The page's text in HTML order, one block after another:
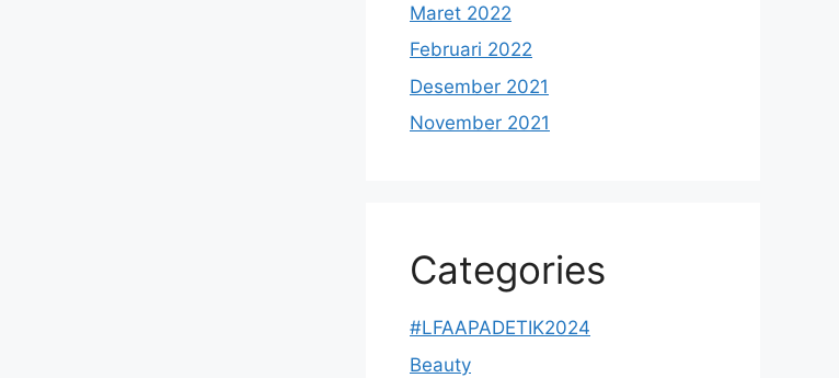
Maret 2022
Februari 2022
Desember 2021
November 2021
Categories
#LFAAPADETIK2024
Beauty